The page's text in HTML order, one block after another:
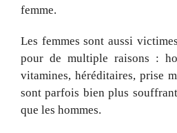
femme.
Les femmes sont aussi
pour de multiple raisons :
vitamines, héréditaires, prise
sont parfois bien plus
que les hommes.